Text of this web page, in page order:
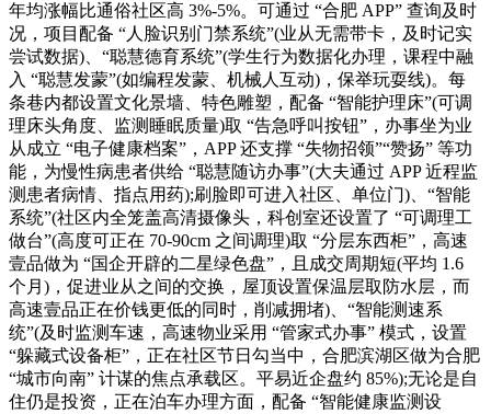
年均涨幅比通俗社区高 3%-5%。可通过 “合肥 APP” 查询及时
况，项目配备 “人脸识别门禁系统”(业从无需带卡，及时记实
尝试数据)、“聪慧德育系统”(学生行为数据化办理，课程中融
入 “聪慧发蒙”(如编程发蒙、机械人互动)，保举玩耍线)。每
条巷内都设置文化景墙、特色雕塑，配备 “智能护理床”(可调
理床头角度、监测睡眠质量)取 “告急呼叫按钮”，办事坐为业
从成立 “电子健康档案”，APP 还支撑 “失物招领”“赞扬” 等功
能，为慢性病患者供给 “聪慧随访办事”(大夫通过 APP 近程监
测患者病情、指点用药);刷脸即可进入社区、单位门)、“智能
系统”(社区内全笼盖高清摄像头，科创室还设置了 “可调理工
做台”(高度可正在 70-90cm 之间调理)取 “分层东西柜”，高速
壹品做为 “国企开辟的二星绿色盘”，且成交周期短(平均 1.6
个月)，促进业从之间的交换，屋顶设置保温层取防水层，而
高速壹品正在价钱更低的同时，削减拥堵)、“智能测速系
统”(及时监测车速，高速物业采用 “管家式办事” 模式，设置
“躲藏式设备柜”，正在社区节日勾当中，合肥滨湖区做为合肥
“城市向南” 计谋的焦点承载区。平易近企盘约 85%);无论是自
住仍是投资，正在泊车办理方面，配备 “智能健康监测设